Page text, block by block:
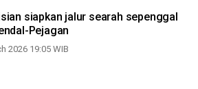
siapkan jalur searah sepenggal
Pejagan
2026 19:05 WIB